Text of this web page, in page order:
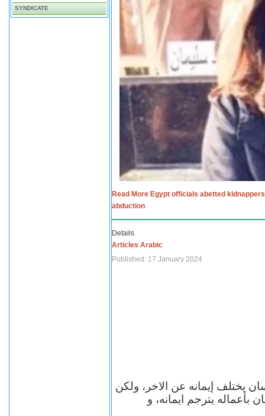
SYNDICATE
Read More Egypt officials abetted
abduction
Details
Articles Arabic
Published: 17 January 2024
يختلف إيمانه عن الاخر، ولكن
بأعماله يترجم ايمانه، و